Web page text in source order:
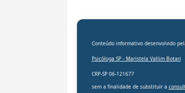
Conteúdo informativo desenvolvido
Psicóloga SP - Maristela Vallim Botari
CRP-SP 06-121677
sem a finalidade de substituir a